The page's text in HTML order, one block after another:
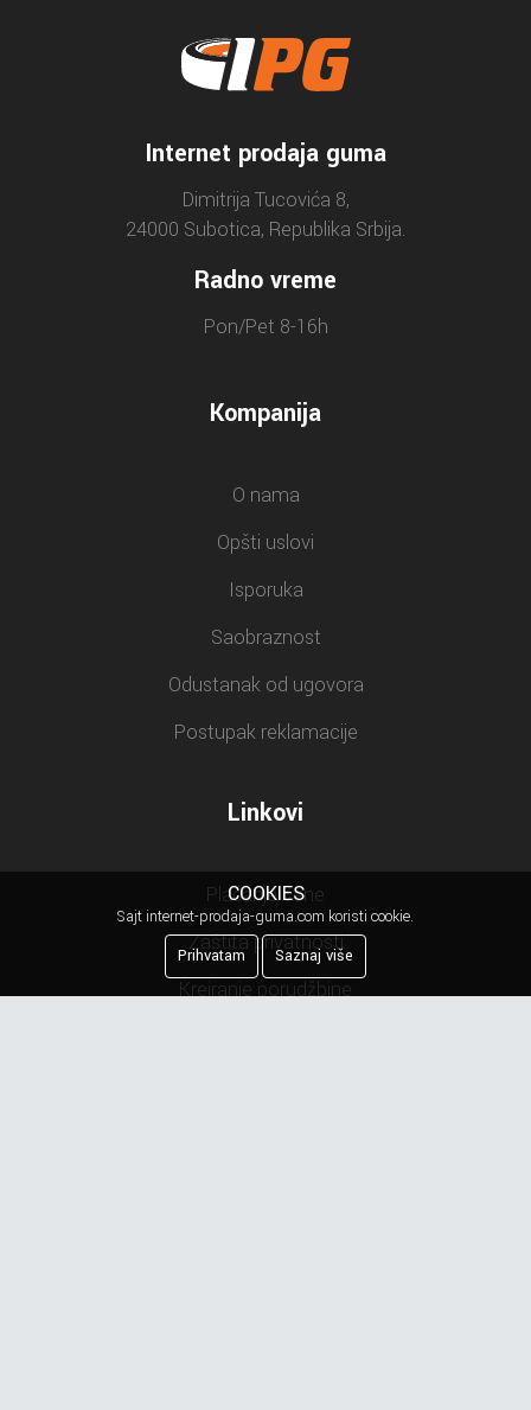
Internet prodaja guma
Dimitrija Tucovića 8,
24000 Subotica, Republika Srbija.
Radno vreme
Pon/Pet 8-16h
Kompanija
O nama
Opšti uslovi
Isporuka
Saobraznost
Odustanak od ugovora
Postupak reklamacije
Linkovi
Plaćanje cene
Zaštita privatnosti
Kreiranje porudžbine
COOKIES
Sajt internet-prodaja-guma.com koristi cookie.
Prihvatam
Saznaj više